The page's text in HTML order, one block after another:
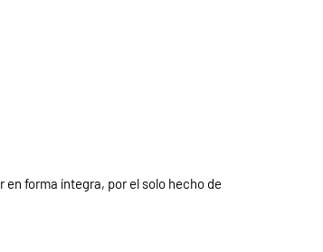
forma íntegra, por el solo hecho de